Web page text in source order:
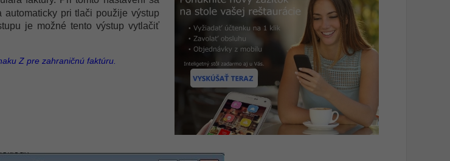
pri tlači použije výstup
je možné tento výstup vytlačiť
Z pre zahraničnú faktúru.